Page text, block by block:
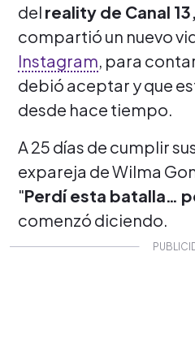
del reality de Canal
compartió un nuevo
Instagram, para
debió aceptar y que
desde hace tiempo.
A 25 días de cumplir
expareja de Wilma
"Perdí esta batalla…
comenzó diciendo.